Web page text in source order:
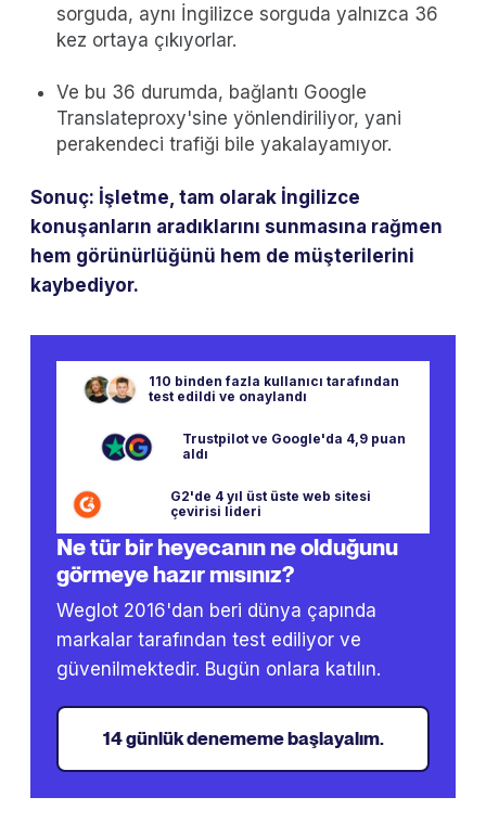
sorguda, aynı İngilizce sorguda yalnızca 36
kez ortaya çıkıyorlar.
Ve bu 36 durumda, bağlantı Google
Translateproxy'sine yönlendiriliyor, yani
perakendeci trafiği bile yakalayamıyor.
Sonuç: İşletme, tam olarak İngilizce
konuşanların aradıklarını sunmasına rağmen
hem görünürlüğünü hem de müşterilerini
kaybediyor.
110 binden fazla kullanıcı tarafından
test edildi ve onaylandı
Trustpilot ve Google'da 4,9 puan
aldı
G2'de 4 yıl üst üste web sitesi
çevirisi lideri
Ne tür bir heyecanın ne olduğunu
görmeye hazır mısınız?
Weglot 2016'dan beri dünya çapında
markalar tarafından test ediliyor ve
güvenilmektedir. Bugün onlara katılın.
14 günlük denememe başlayalım.